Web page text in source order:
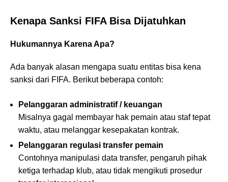
Kenapa Sanksi FIFA Bisa Dijatuhkan
Hukumannya Karena Apa?
Ada banyak alasan mengapa suatu entitas bisa kena
sanksi dari FIFA. Berikut beberapa contoh:
Pelanggaran administratif / keuangan
Misalnya gagal membayar hak pemain atau staf tepat
waktu, atau melanggar kesepakatan kontrak.
Pelanggaran regulasi transfer pemain
Contohnya manipulasi data transfer, pengaruh pihak
ketiga terhadap klub, atau tidak mengikuti prosedur